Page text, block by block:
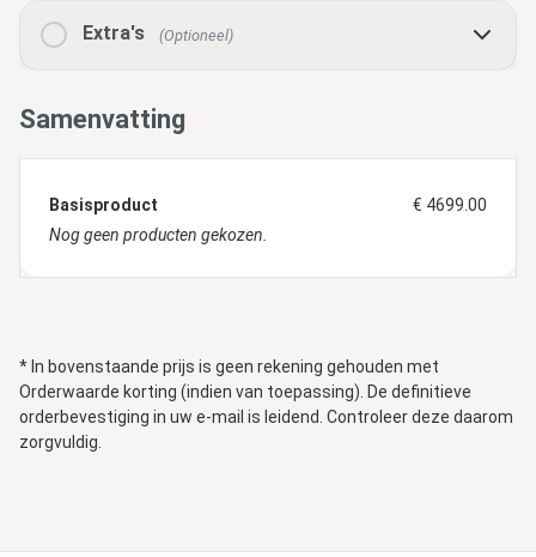
Extra's (Optioneel)
Samenvatting
Basisproduct
€ 4699.00
Nog geen producten gekozen.
* In bovenstaande prijs is geen rekening gehouden met
Orderwaarde korting (indien van toepassing). De definitieve
orderbevestiging in uw e-mail is leidend. Controleer deze daarom
zorgvuldig.